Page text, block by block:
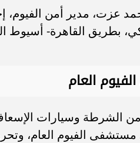
عزت، مدير أمن
بطريق القاهرة- أسيوط
العام
مستشفى الفيوم العام،